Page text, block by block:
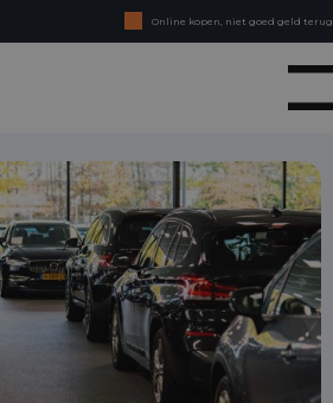
Online kopen, niet goed geld terug
Financial lease - Soepele acceptatie